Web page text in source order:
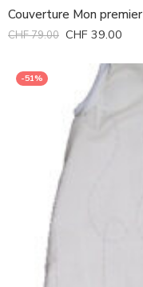
Couverture Mon
CHF79.00 CHF 39.00
-51%